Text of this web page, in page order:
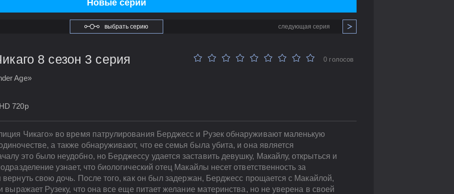
Новые серии
выбрать серию следующая серия
8 сезон 3 серия
Age»
720p
0 голосов
Чикаго» во время патрулирования Берджесс и Рузек обнаруживают маленькую
а также обнаруживают, что ее семья была убита, и она является
это было неудобно, но Берджессу удается заставить девушку, Макайлу, открыться и
узнает, что биологический отец Макайлы несет ответственность за
вернуть свою дочь. После того, как он был задержан, Берджесс прощается с Макайлой,
выражает Рузеку, что она все еще питает желание материнства, но не уверена в своей